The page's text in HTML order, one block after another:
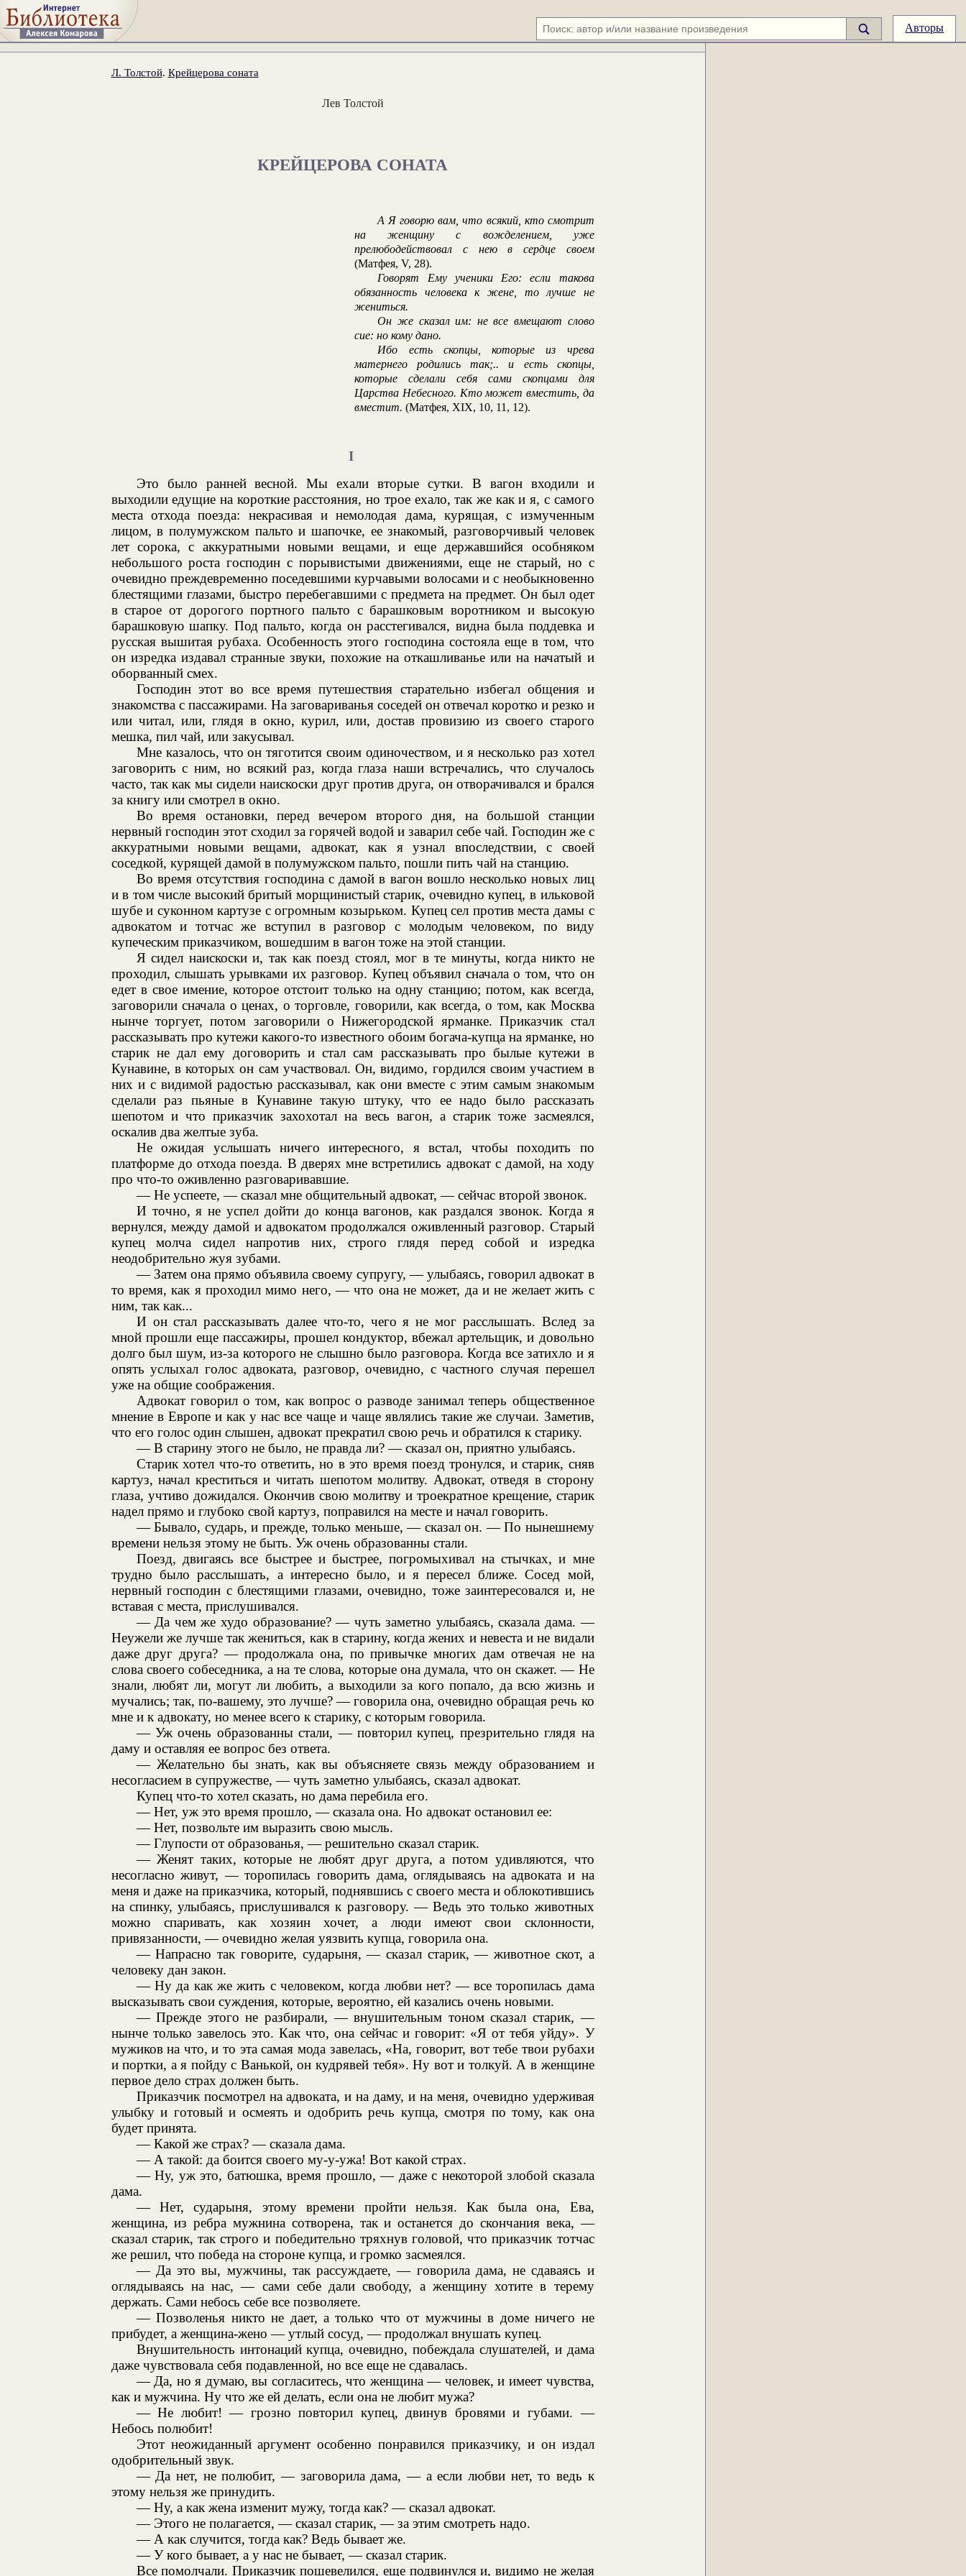
Авторы
Л. Толстой. Крейцерова соната
Лев Толстой
КРЕЙЦЕРОВА СОНАТА
А Я говорю вам, что всякий, кто смотрит
на женщину с вожделением, уже
прелюбодействовал с нею в сердце своем
(Матфея, V, 28).
Говорят Ему ученики Его: если такова
обязанность человека к жене, то лучше не
жениться.
Он же сказал им: не все вмещают слово
сие: но кому дано.
Ибо есть скопцы, которые из чрева
матернего родились так;.. и есть скопцы,
которые сделали себя сами скопцами для
Царства Небесного. Кто может вместить, да
вместит. (Матфея, XIX, 10, 11, 12).
I
Это было ранней весной. Мы ехали вторые сутки. В вагон входили и
выходили едущие на короткие расстояния, но трое ехало, так же как и я, с самого
места отхода поезда: некрасивая и немолодая дама, курящая, с измученным
лицом, в полумужском пальто и шапочке, ее знакомый, разговорчивый человек
лет сорока, с аккуратными новыми вещами, и еще державшийся особняком
небольшого роста господин с порывистыми движениями, еще не старый, но с
очевидно преждевременно поседевшими курчавыми волосами и с необыкновенно
блестящими глазами, быстро перебегавшими с предмета на предмет. Он был одет
в старое от дорогого портного пальто с барашковым воротником и высокую
барашковую шапку. Под пальто, когда он расстегивался, видна была поддевка и
русская вышитая рубаха. Особенность этого господина состояла еще в том, что
он изредка издавал странные звуки, похожие на откашливанье или на начатый и
оборванный смех.
Господин этот во все время путешествия старательно избегал общения и
знакомства с пассажирами. На заговариванья соседей он отвечал коротко и резко и
или читал, или, глядя в окно, курил, или, достав провизию из своего старого
мешка, пил чай, или закусывал.
Мне казалось, что он тяготится своим одиночеством, и я несколько раз хотел
заговорить с ним, но всякий раз, когда глаза наши встречались, что случалось
часто, так как мы сидели наискоски друг против друга, он отворачивался и брался
за книгу или смотрел в окно.
Во время остановки, перед вечером второго дня, на большой станции
нервный господин этот сходил за горячей водой и заварил себе чай. Господин же с
аккуратными новыми вещами, адвокат, как я узнал впоследствии, с своей
соседкой, курящей дамой в полумужском пальто, пошли пить чай на станцию.
Во время отсутствия господина с дамой в вагон вошло несколько новых лиц
и в том числе высокий бритый морщинистый старик, очевидно купец, в ильковой
шубе и суконном картузе с огромным козырьком. Купец сел против места дамы с
адвокатом и тотчас же вступил в разговор с молодым человеком, по виду
купеческим приказчиком, вошедшим в вагон тоже на этой станции.
Я сидел наискоски и, так как поезд стоял, мог в те минуты, когда никто не
проходил, слышать урывками их разговор. Купец объявил сначала о том, что он
едет в свое имение, которое отстоит только на одну станцию; потом, как всегда,
заговорили сначала о ценах, о торговле, говорили, как всегда, о том, как Москва
нынче торгует, потом заговорили о Нижегородской ярманке. Приказчик стал
рассказывать про кутежи какого-то известного обоим богача-купца на ярманке, но
старик не дал ему договорить и стал сам рассказывать про былые кутежи в
Кунавине, в которых он сам участвовал. Он, видимо, гордился своим участием в
них и с видимой радостью рассказывал, как они вместе с этим самым знакомым
сделали раз пьяные в Кунавине такую штуку, что ее надо было рассказать
шепотом и что приказчик захохотал на весь вагон, а старик тоже засмеялся,
оскалив два желтые зуба.
Не ожидая услышать ничего интересного, я встал, чтобы походить по
платформе до отхода поезда. В дверях мне встретились адвокат с дамой, на ходу
про что-то оживленно разговаривавшие.
— Не успеете, — сказал мне общительный адвокат, — сейчас второй звонок.
И точно, я не успел дойти до конца вагонов, как раздался звонок. Когда я
вернулся, между дамой и адвокатом продолжался оживленный разговор. Старый
купец молча сидел напротив них, строго глядя перед собой и изредка
неодобрительно жуя зубами.
— Затем она прямо объявила своему супругу, — улыбаясь, говорил адвокат в
то время, как я проходил мимо него, — что она не может, да и не желает жить с
ним, так как...
И он стал рассказывать далее что-то, чего я не мог расслышать. Вслед за
мной прошли еще пассажиры, прошел кондуктор, вбежал артельщик, и довольно
долго был шум, из-за которого не слышно было разговора. Когда все затихло и я
опять услыхал голос адвоката, разговор, очевидно, с частного случая перешел
уже на общие соображения.
Адвокат говорил о том, как вопрос о разводе занимал теперь общественное
мнение в Европе и как у нас все чаще и чаще являлись такие же случаи. Заметив,
что его голос один слышен, адвокат прекратил свою речь и обратился к старику.
— В старину этого не было, не правда ли? — сказал он, приятно улыбаясь.
Старик хотел что-то ответить, но в это время поезд тронулся, и старик, сняв
картуз, начал креститься и читать шепотом молитву. Адвокат, отведя в сторону
глаза, учтиво дожидался. Окончив свою молитву и троекратное крещение, старик
надел прямо и глубоко свой картуз, поправился на месте и начал говорить.
— Бывало, сударь, и прежде, только меньше, — сказал он. — По нынешнему
времени нельзя этому не быть. Уж очень образованны стали.
Поезд, двигаясь все быстрее и быстрее, погромыхивал на стычках, и мне
трудно было расслышать, а интересно было, и я пересел ближе. Сосед мой,
нервный господин с блестящими глазами, очевидно, тоже заинтересовался и, не
вставая с места, прислушивался.
— Да чем же худо образование? — чуть заметно улыбаясь, сказала дама. —
Неужели же лучше так жениться, как в старину, когда жених и невеста и не видали
даже друг друга? — продолжала она, по привычке многих дам отвечая не на
слова своего собеседника, а на те слова, которые она думала, что он скажет. — Не
знали, любят ли, могут ли любить, а выходили за кого попало, да всю жизнь и
мучались; так, по-вашему, это лучше? — говорила она, очевидно обращая речь ко
мне и к адвокату, но менее всего к старику, с которым говорила.
— Уж очень образованны стали, — повторил купец, презрительно глядя на
даму и оставляя ее вопрос без ответа.
— Желательно бы знать, как вы объясняете связь между образованием и
несогласием в супружестве, — чуть заметно улыбаясь, сказал адвокат.
Купец что-то хотел сказать, но дама перебила его.
— Нет, уж это время прошло, — сказала она. Но адвокат остановил ее:
— Нет, позвольте им выразить свою мысль.
— Глупости от образованья, — решительно сказал старик.
— Женят таких, которые не любят друг друга, а потом удивляются, что
несогласно живут, — торопилась говорить дама, оглядываясь на адвоката и на
меня и даже на приказчика, который, поднявшись с своего места и облокотившись
на спинку, улыбаясь, прислушивался к разговору. — Ведь это только животных
можно спаривать, как хозяин хочет, а люди имеют свои склонности,
привязанности, — очевидно желая уязвить купца, говорила она.
— Напрасно так говорите, сударыня, — сказал старик, — животное скот, а
человеку дан закон.
— Ну да как же жить с человеком, когда любви нет? — все торопилась дама
высказывать свои суждения, которые, вероятно, ей казались очень новыми.
— Прежде этого не разбирали, — внушительным тоном сказал старик, —
нынче только завелось это. Как что, она сейчас и говорит: «Я от тебя уйду». У
мужиков на что, и то эта самая мода завелась, «На, говорит, вот тебе твои рубахи
и портки, а я пойду с Ванькой, он кудрявей тебя». Ну вот и толкуй. А в женщине
первое дело страх должен быть.
Приказчик посмотрел на адвоката, и на даму, и на меня, очевидно удерживая
улыбку и готовый и осмеять и одобрить речь купца, смотря по тому, как она
будет принята.
— Какой же страх? — сказала дама.
— А такой: да боится своего му-у-ужа! Вот какой страх.
— Ну, уж это, батюшка, время прошло, — даже с некоторой злобой сказала
дама.
— Нет, сударыня, этому времени пройти нельзя. Как была она, Ева,
женщина, из ребра мужнина сотворена, так и останется до скончания века, —
сказал старик, так строго и победительно тряхнув головой, что приказчик тотчас
же решил, что победа на стороне купца, и громко засмеялся.
— Да это вы, мужчины, так рассуждаете, — говорила дама, не сдаваясь и
оглядываясь на нас, — сами себе дали свободу, а женщину хотите в терему
держать. Сами небось себе все позволяете.
— Позволенья никто не дает, а только что от мужчины в доме ничего не
прибудет, а женщина-жено — утлый сосуд, — продолжал внушать купец.
Внушительность интонаций купца, очевидно, побеждала слушателей, и дама
даже чувствовала себя подавленной, но все еще не сдавалась.
— Да, но я думаю, вы согласитесь, что женщина — человек, и имеет чувства,
как и мужчина. Ну что же ей делать, если она не любит мужа?
— Не любит! — грозно повторил купец, двинув бровями и губами. —
Небось полюбит!
Этот неожиданный аргумент особенно понравился приказчику, и он издал
одобрительный звук.
— Да нет, не полюбит, — заговорила дама, — а если любви нет, то ведь к
этому нельзя же принудить.
— Ну, а как жена изменит мужу, тогда как? — сказал адвокат.
— Этого не полагается, — сказал старик, — за этим смотреть надо.
— А как случится, тогда как? Ведь бывает же.
— У кого бывает, а у нас не бывает, — сказал старик.
Все помолчали. Приказчик пошевелился, еще подвинулся и, видимо не желая